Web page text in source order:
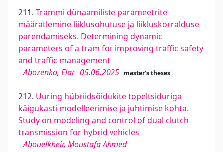
211. Trammi dünaamiliste parameetrite
määratlemine liiklusohutuse ja liikluskorralduse
parendamiseks. Determining dynamic
parameters of a tram for improving traffic safety
and traffic management
Abozenko, Elar 05.06.2025 master's theses
212. Uuring hübriidsõidukite topeltsiduriga
käigukasti modelleerimise ja juhtimise kohta.
Study on modeling and control of dual clutch
transmission for hybrid vehicles
Abouelkheir, Moustafa Ahmed